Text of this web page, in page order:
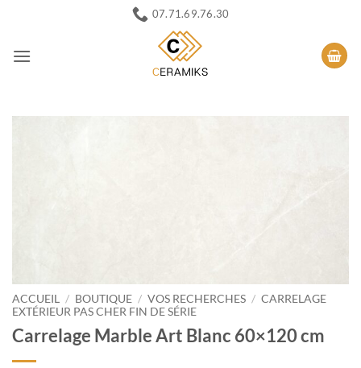
contenu
07.71.69.76.30
ACCUEIL / BOUTIQUE / VOS RECHERCHES / CARRELAGE
EXTÉRIEUR PAS CHER FIN DE SÉRIE
Carrelage Marble Art Blanc 60×120 cm